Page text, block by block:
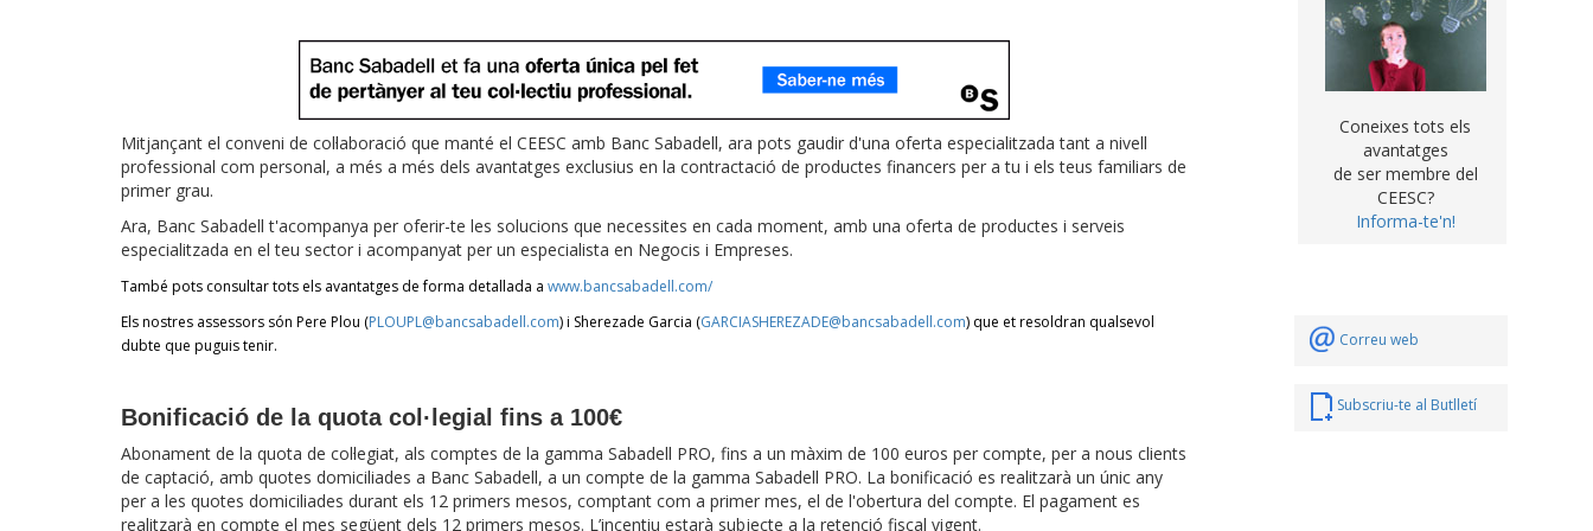
Mitjançant el conveni de col·laboració que manté el CEESC amb Banc Sabadell, ara pots gaudir d'una oferta especialitzada tant a nivell
professional com personal, a més a més dels avantatges exclusius en la contractació de productes financers per a tu i els teus familiars de
primer grau.
Ara, Banc Sabadell t'acompanya per oferir-te les solucions que necessites en cada moment, amb una oferta de productes i serveis
especialitzada en el teu sector i acompanyat per un especialista en Negocis i Empreses.
També pots consultar tots els avantatges de forma detallada a www.bancsabadell.com/
Els nostres assessors són Pere Plou (PLOUPL@bancsabadell.com) i Sherezade Garcia (GARCIASHEREZADE@bancsabadell.com) que et resoldran qualsevol
dubte que puguis tenir.
Bonificació de la quota col·legial fins a 100€
Abonament de la quota de col·legiat, als comptes de la gamma Sabadell PRO, fins a un màxim de 100 euros per compte, per a nous clients
de captació, amb quotes domiciliades a Banc Sabadell, a un compte de la gamma Sabadell PRO. La bonificació es realitzarà un únic any
per a les quotes domiciliades durant els 12 primers mesos, comptant com a primer mes, el de l'obertura del compte. El pagament es
realitzarà en compte el mes següent dels 12 primers mesos. L’incentiu estarà subjecte a la retenció fiscal vigent.
Coneixes tots els
avantatges
de ser membre del
CEESC?
Informa-te'n!
Correu web
Subscriu-te al Butlletí